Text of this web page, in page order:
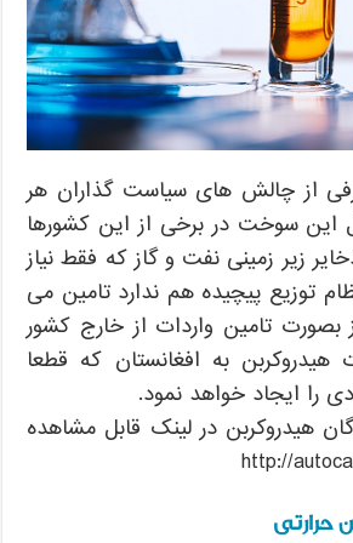
از چالش های سیاست گذاران هر
این سوخت در برخی از این کشورها
زیر زمینی نفت و گاز که فقط نیاز
توزیع پیچیده هم ندارد تامین می
بصورت تامین واردات از خارج کشور
هیدروکربن به افغانستان که قطعا
را ایجاد خواهد نمود.
هیدروکربن در لینک قابل مشاهده
حرارتی